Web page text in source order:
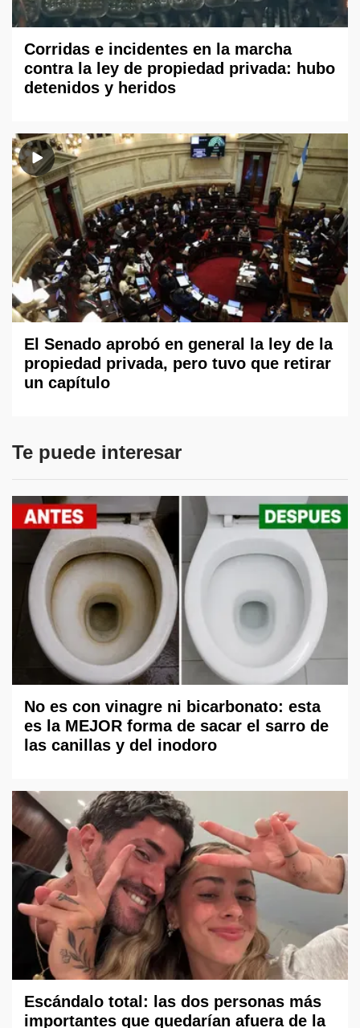
Corridas e incidentes en la marcha
contra la ley de propiedad privada: hubo
detenidos y heridos
El Senado aprobó en general la ley de la
propiedad privada, pero tuvo que retirar
un capítulo
Te puede interesar
No es con vinagre ni bicarbonato: esta
es la MEJOR forma de sacar el sarro de
las canillas y del inodoro
Escándalo total: las dos personas más
importantes que quedarían afuera de la